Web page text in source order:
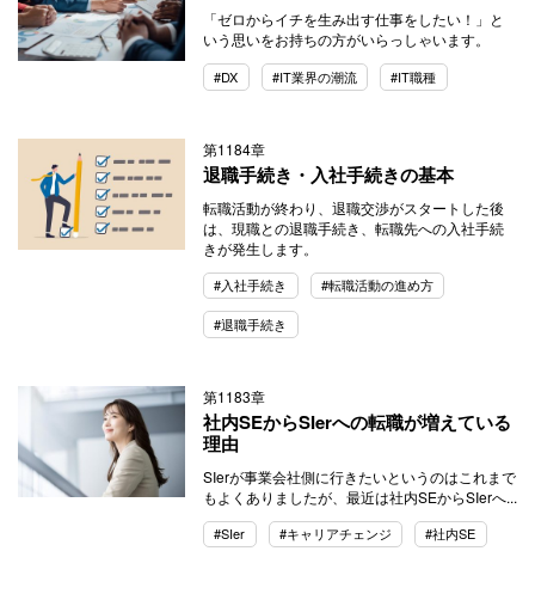
「ゼロからイチを生み出す仕事をしたい！」と
いう思いをお持ちの方がいらっしゃいます。
#DX #IT業界の潮流 #IT職種
第1184章
退職手続き・入社手続きの基本
転職活動が終わり、退職交渉がスタートした後
は、現職との退職手続き、転職先への入社手続
きが発生します。
#入社手続き #転職活動の進め方
#退職手続き
第1183章
社内SEからSIerへの転職が増えている
理由
SIerが事業会社側に行きたいというのはこれまで
もよくありましたが、最近は社内SEからSIerへ...
#SIer #キャリアチェンジ #社内SE